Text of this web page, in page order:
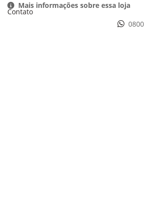
Contato
0800
Mais informações sobre essa loja